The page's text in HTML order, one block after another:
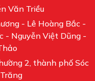
Văn Triều
- Lê Hoàng Bắc -
- Nguyễn Việt Dũng -
2, thành phố Sóc